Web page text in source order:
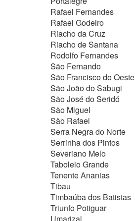
Rafael Fernandes
Rafael Godeiro
Riacho da Cruz
Riacho de Santana
Rodolfo Fernandes
São Fernando
São Francisco do Oeste
São João do Sabugi
São José do Seridó
São Miguel
São Rafael
Serra Negra do Norte
Serrinha dos Pintos
Severiano Melo
Taboleio Grande
Tenente Ananias
Tibau
Timbaúba dos Batistas
Triunfo Potiguar